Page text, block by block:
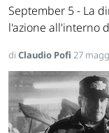
September 5 - La
l'azione all'interno
di Claudio Pofi 27